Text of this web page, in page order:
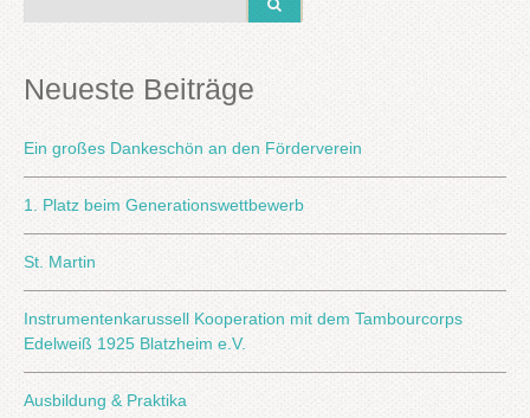
Neueste Beiträge
Ein großes Dankeschön an den Förderverein
1. Platz beim Generationswettbewerb
St. Martin
Instrumentenkarussell Kooperation mit dem Tambourcorps
Edelweiß 1925 Blatzheim e.V.
Ausbildung & Praktika